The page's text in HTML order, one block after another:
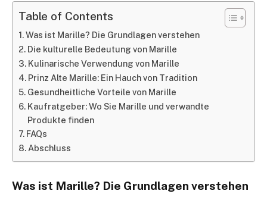
Table of Contents
Was ist Marille? Die Grundlagen verstehen
Die kulturelle Bedeutung von Marille
Kulinarische Verwendung von Marille
Prinz Alte Marille: Ein Hauch von Tradition
Gesundheitliche Vorteile von Marille
Kaufratgeber: Wo Sie Marille und verwandte
Produkte finden
FAQs
Abschluss
Was ist Marille? Die Grundlagen verstehen